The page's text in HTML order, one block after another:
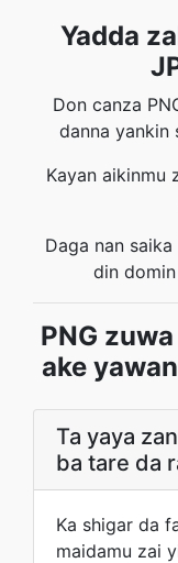
Yadda
Don canza
danna yankin
Kayan aikinmu
Daga nan
din
PNG
ake
Ta yaya
ba tare da
Ka shigar da
maidamu zai